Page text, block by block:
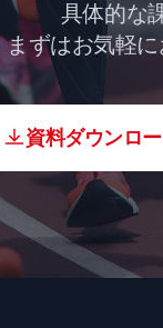
具体的な
まずはお気軽に
資料ダウンロ